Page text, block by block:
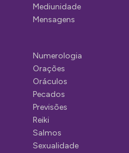
Mediunidade
Mensagens
Numerologia
Orações
Oráculos
Pecados
Previsões
Reiki
Salmos
Sexualidade